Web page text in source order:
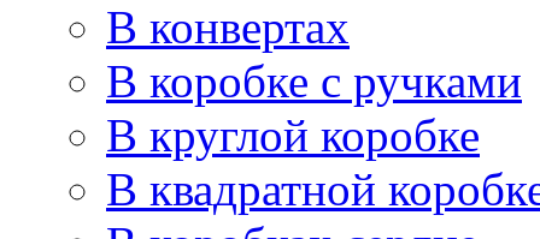
В конвертах
В коробке с ручками
В круглой коробке
В квадратной